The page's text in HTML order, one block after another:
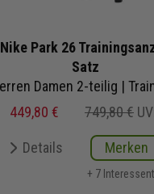
Nike Park 26
Satz
449,80 €
749,80 €
Details Merken
+ 7